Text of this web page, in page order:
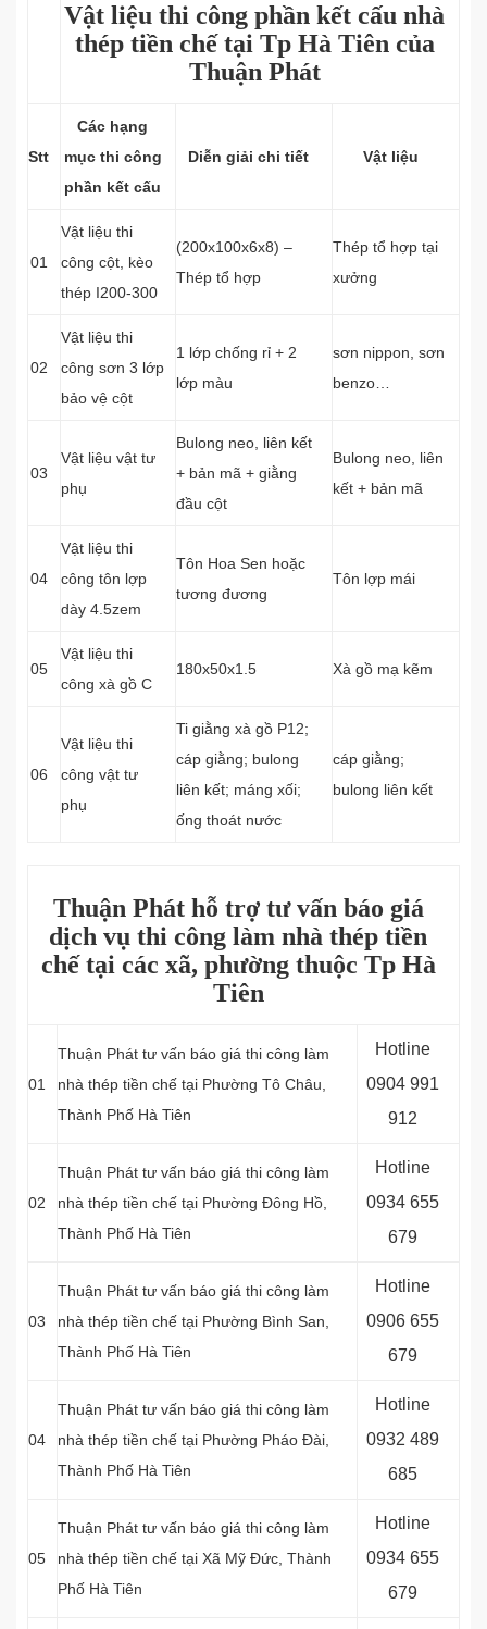
Vật liệu thi công phần kết cấu nhà
thép tiền chế tại Tp Hà Tiên của
Thuận Phát
Stt
Các hạng
mục thi công
phần kết cấu
Diễn giải chi tiết Vật liệu
01
Vật liệu thi
công cột, kèo
thép I200-300
(200x100x6x8) –
Thép tổ hợp
Thép tổ hợp tại
xưởng
02
Vật liệu thi
công sơn 3 lớp
bảo vệ cột
1 lớp chống rỉ + 2
lớp màu
sơn nippon, sơn
benzo…
03
Vật liệu vật tư
phụ
Bulong neo, liên kết
+ bản mã + giằng
đầu cột
Bulong neo, liên
kết + bản mã
04
Vật liệu thi
công tôn lợp
dày 4.5zem
Tôn Hoa Sen hoặc
tương đương
Tôn lợp mái
05
Vật liệu thi
công xà gồ C
180x50x1.5 Xà gồ mạ kẽm
06
Vật liệu thi
công vật tư
phụ
Ti giằng xà gồ P12;
cáp giằng; bulong
liên kết; máng xối;
ống thoát nước
cáp giằng;
bulong liên kết
Thuận Phát hỗ trợ tư vấn báo giá
dịch vụ thi công làm nhà thép tiền
chế tại các xã, phường thuộc Tp Hà
Tiên
01
Thuận Phát tư vấn báo giá thi công làm
nhà thép tiền chế tại Phường Tô Châu,
Thành Phố Hà Tiên
Hotline
0904 991
912
02
Thuận Phát tư vấn báo giá thi công làm
nhà thép tiền chế tại Phường Đông Hồ,
Thành Phố Hà Tiên
Hotline
0934 655
679
03
Thuận Phát tư vấn báo giá thi công làm
nhà thép tiền chế tại Phường Bình San,
Thành Phố Hà Tiên
Hotline
0906 655
679
04
Thuận Phát tư vấn báo giá thi công làm
nhà thép tiền chế tại Phường Pháo Đài,
Thành Phố Hà Tiên
Hotline
0932 489
685
05
Thuận Phát tư vấn báo giá thi công làm
nhà thép tiền chế tại Xã Mỹ Đức, Thành
Phố Hà Tiên
Hotline
0934 655
679